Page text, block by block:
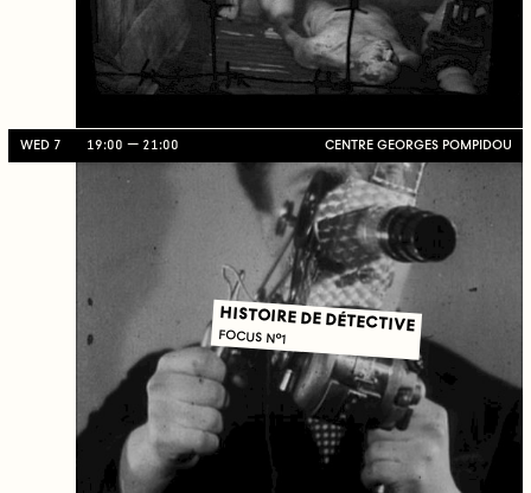
WED 7 19:00 21:00 CENTRE GEORGES POMPIDOU
HISTOIRE DE DÉTECTIVE
FOCUS N°1